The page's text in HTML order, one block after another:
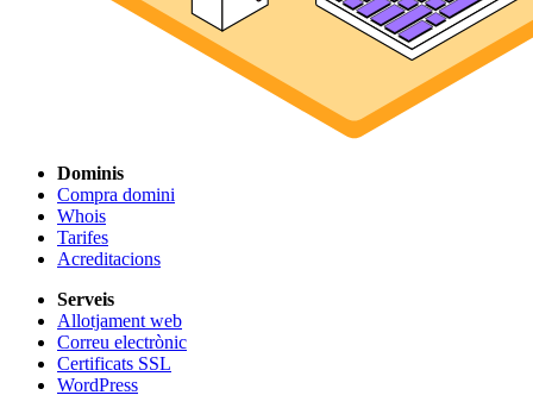
Dominis
Compra domini
Whois
Tarifes
Acreditacions
Serveis
Allotjament web
Correu electrònic
Certificats SSL
WordPress